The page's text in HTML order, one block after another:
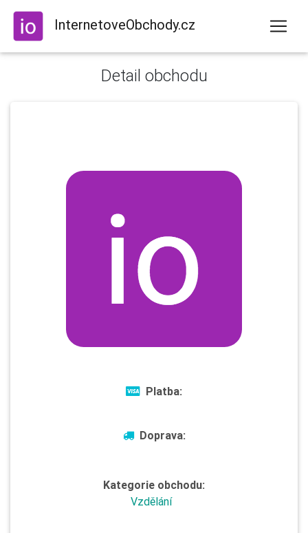
InternetoveObchody.cz
Detail obchodu
Platba:
Doprava:
Kategorie obchodu:
Vzdělání